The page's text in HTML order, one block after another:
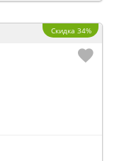
Скидка 34%